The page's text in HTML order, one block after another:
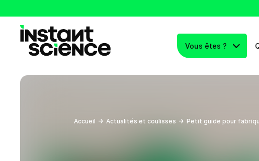
Vous êtes ?
Accueil Actualités et coulisses Petit guide pour